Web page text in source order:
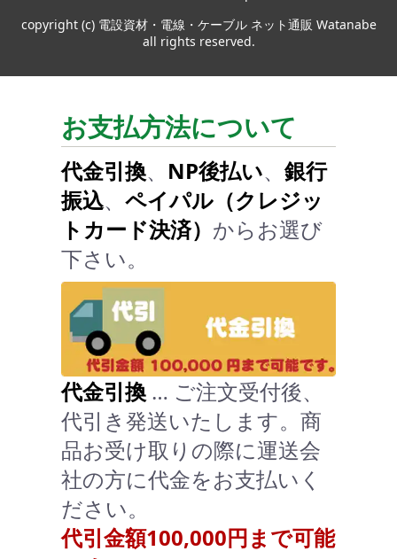
copyright (c) 電設資材・電線・ケーブル ネット通販 Watanabe
all rights reserved.
お支払方法について
代金引換、 NP後払い、 銀行
振込、 ペイパル（クレジッ
トカード決済） からお選び
下さい。
代金引換 … ご注文受付後、
代引き発送いたします。商
品お受け取りの際に運送会
社の方に代金をお支払いく
ださい。
代引金額100,000円まで可能